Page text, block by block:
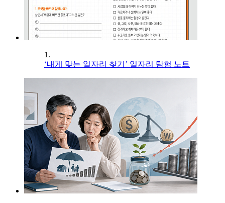
1.
‘내게 맞는 일자리 찾기’ 일자리 탐험 노트